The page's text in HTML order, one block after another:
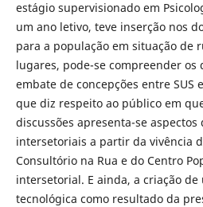
estágio supervisionado em
um ano letivo, teve inserção nos
para a população em situação de
lugares, pode-se compreender os
embate de concepções entre SUS
que diz respeito ao público em
discussões apresenta-se aspectos
intersetoriais a partir da vivência
Consultório na Rua e do Centro
intersetorial. E ainda, a criação
tecnológica como resultado da